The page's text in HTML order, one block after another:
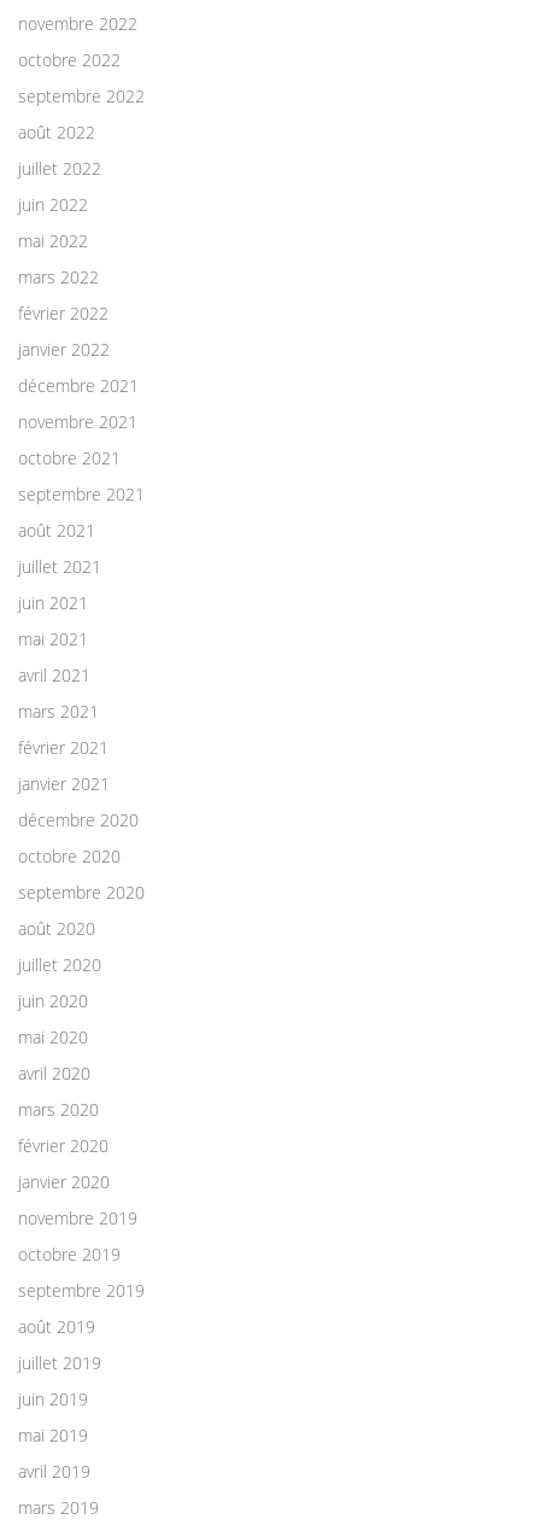
novembre 2022
octobre 2022
septembre 2022
août 2022
juillet 2022
juin 2022
mai 2022
mars 2022
février 2022
janvier 2022
décembre 2021
novembre 2021
octobre 2021
septembre 2021
août 2021
juillet 2021
juin 2021
mai 2021
avril 2021
mars 2021
février 2021
janvier 2021
décembre 2020
octobre 2020
septembre 2020
août 2020
juillet 2020
juin 2020
mai 2020
avril 2020
mars 2020
février 2020
janvier 2020
novembre 2019
octobre 2019
septembre 2019
août 2019
juillet 2019
juin 2019
mai 2019
avril 2019
mars 2019